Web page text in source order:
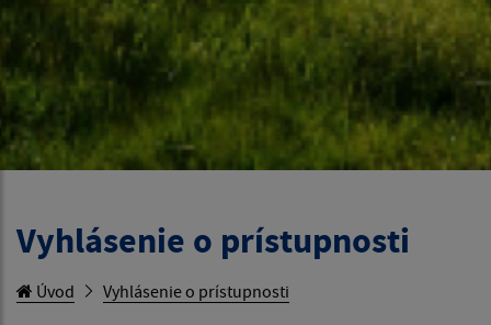
Vyhlásenie o prístupnosti
Úvod Vyhlásenie o prístupnosti